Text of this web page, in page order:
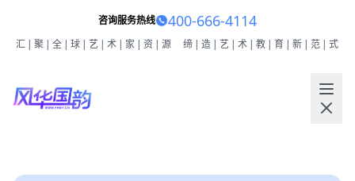
咨询服务热线 400-666-4114
汇|聚|全|球|艺|术|家|资|源 缔|造|艺|术|教|育|新|范|式